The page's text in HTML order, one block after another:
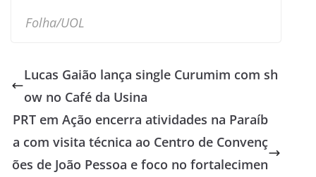
Folha/UOL
Lucas Gaião lança single Curumim com sh
ow no Café da Usina
PRT em Ação encerra atividades na Paraíb
a com visita técnica ao Centro de Convenç
ões de João Pessoa e foco no fortalecimen